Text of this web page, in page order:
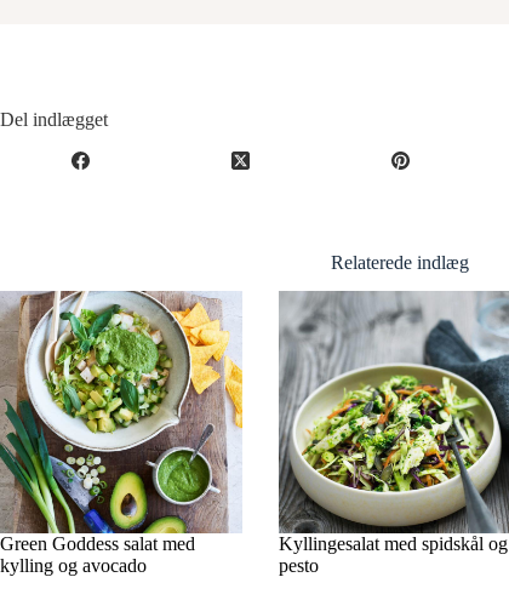
Del indlægget
Relaterede indlæg
Green Goddess salat med
kylling og avocado
Kyllingesalat med spidskål og
pesto